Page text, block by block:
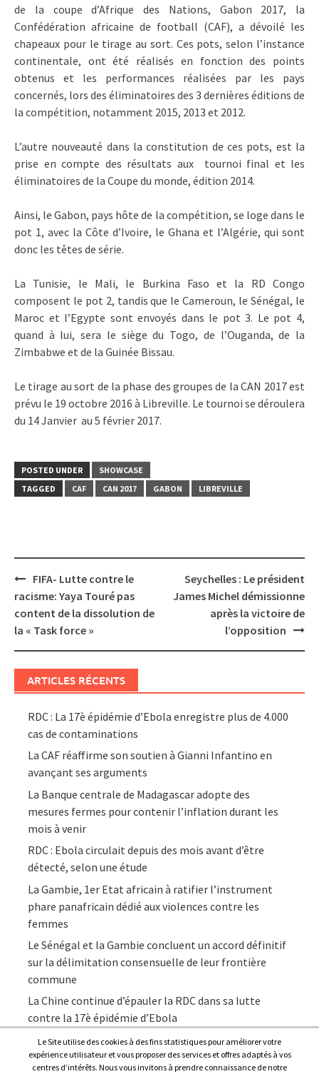
de la coupe d’Afrique des Nations, Gabon 2017, la
Confédération africaine de football (CAF), a dévoilé les
chapeaux pour le tirage au sort. Ces pots, selon l’instance
continentale, ont été réalisés en fonction des points
obtenus et les performances réalisées par les pays
concernés, lors des éliminatoires des 3 dernières éditions de
la compétition, notamment 2015, 2013 et 2012.
L’autre nouveauté dans la constitution de ces pots, est la
prise en compte des résultats aux tournoi final et les
éliminatoires de la Coupe du monde, édition 2014.
Ainsi, le Gabon, pays hôte de la compétition, se loge dans le
pot 1, avec la Côte d’Ivoire, le Ghana et l’Algérie, qui sont
donc les têtes de série.
La Tunisie, le Mali, le Burkina Faso et la RD Congo
composent le pot 2, tandis que le Cameroun, le Sénégal, le
Maroc et l’Egypte sont envoyés dans le pot 3. Le pot 4,
quand à lui, sera le siège du Togo, de l’Ouganda, de la
Zimbabwe et de la Guinée Bissau.
Le tirage au sort de la phase des groupes de la CAN 2017 est
prévu le 19 octobre 2016 à Libreville. Le tournoi se déroulera
du 14 Janvier au 5 février 2017.
POSTED UNDER
SHOWCASE
TAGGED
CAF CAN 2017 GABON LIBREVILLE
Post
navigation
FIFA- Lutte contre le
racisme: Yaya Touré pas
content de la dissolution de
la « Task force »
Seychelles : Le président
James Michel démissionne
après la victoire de
l’opposition
ARTICLES RÉCENTS
RDC : La 17è épidémie d’Ebola enregistre plus de 4.000
cas de contaminations
La CAF réaffirme son soutien à Gianni Infantino en
avançant ses arguments
La Banque centrale de Madagascar adopte des
mesures fermes pour contenir l’inflation durant les
mois à venir
RDC : Ebola circulait depuis des mois avant d’être
détecté, selon une étude
La Gambie, 1er Etat africain à ratifier l’instrument
phare panafricain dédié aux violences contre les
femmes
Le Sénégal et la Gambie concluent un accord définitif
sur la délimitation consensuelle de leur frontière
commune
La Chine continue d’épauler la RDC dans sa lutte
contre la 17è épidémie d’Ebola
Le Site utilise des cookies à des fins statistiques pour améliorer votre
expérience utilisateur et vous proposer des services et offres adaptés à vos
centres d’intérêts. Nous vous invitons à prendre connaissance de notre